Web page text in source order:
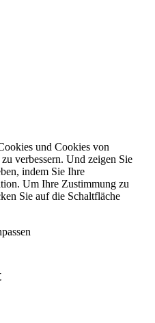
und Cookies von
verbessern. Und zeigen Sie
indem Sie Ihre
Um Ihre Zustimmung zu
Sie auf die Schaltfläche